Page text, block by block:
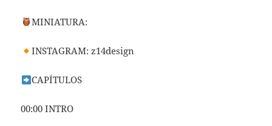
MINIATURA:
INSTAGRAM: z14design
CAPÍTULOS
00:00 INTRO